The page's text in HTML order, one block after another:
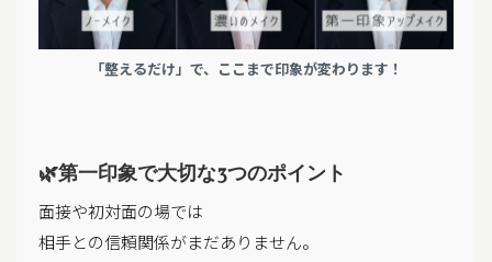
「整えるだけ」で、ここまで印象が変わります！
🌿第一印象で大切な3つのポイント
面接や初対面の場では
相手との信頼関係がまだありません。